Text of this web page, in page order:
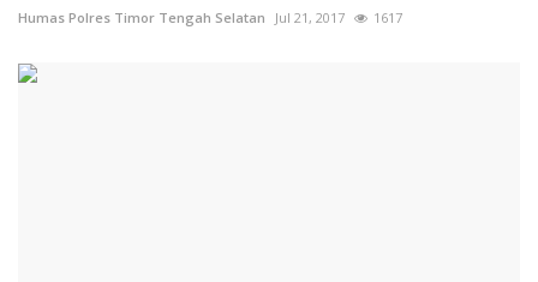
Humas Polres Timor Tengah Selatan Jul 21, 2017 1617